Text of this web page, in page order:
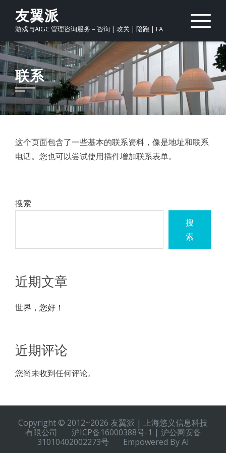
content
友翼派
游戏与AIGC 管理咨询服务 – 咨询 | 攻关 | 陪跑 | FA
联系
这个页面包含了一些基本的联系资料，像是地址和联系
电话。您也可以尝试使用插件增加联系表单。
搜索
搜
索
近期文章
世界，您好！
近期评论
您尚未收到任何评论。
Copyright © 2012~2026 友翼派 | 上海悠义信息科技
有限公司 沪ICP备16000388号-1 | 沪公网安备
31010402002273号 Empowered By AI